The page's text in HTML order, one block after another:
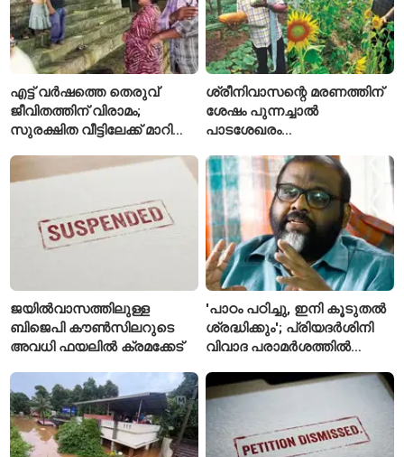
എട്ട് വർഷത്തെ തെരുവ്
ജീവിതത്തിന് വിരാമം;
സുരക്ഷിത വീട്ടിലേക്ക് മാറി
ശ്രീനിവാസന്റെ മരണത്തിന്
ശേഷം പുന്നച്ചാൽ
പാടശേഖരം
കർഷകർ
ജയിൽവാസത്തിലുള്ള
ബിജെപി കൗൺസിലറുടെ
അവധി ഫയലിൽ ക്രമക്കേട്
'പാഠം പഠിച്ചു, ഇനി കൂടുതൽ
ശ്രദ്ധിക്കും'; പ്രിയദർശിനി
വിവാദ പരാമർശത്തിൽ
സി.പി. ജോൺ